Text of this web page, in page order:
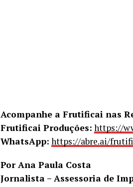
Acompanhe a Frutificai nas
Frutificai Produções: https://
WhatsApp: https://abre.ai/
Por Ana Paula Costa
Jornalista – Assessoria de